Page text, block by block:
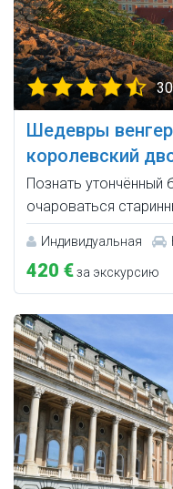
Шедевры
королевский
Познать утончённый
очароваться
Индивидуальная
420 €за экскурсию